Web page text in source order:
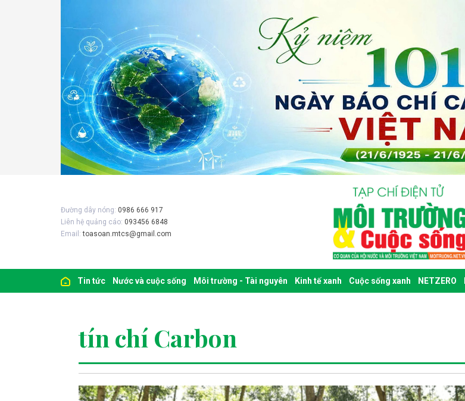
Đường dây nóng: 0986 666 917
Liên hệ quảng cáo: 093456 6848
Email:toasoan.mtcs@gmail.com
Tin tức Nước và cuộc sống Môi trường - Tài nguyên Kinh tế xanh Cuộc sống xanh NETZERO
tín chí Carbon